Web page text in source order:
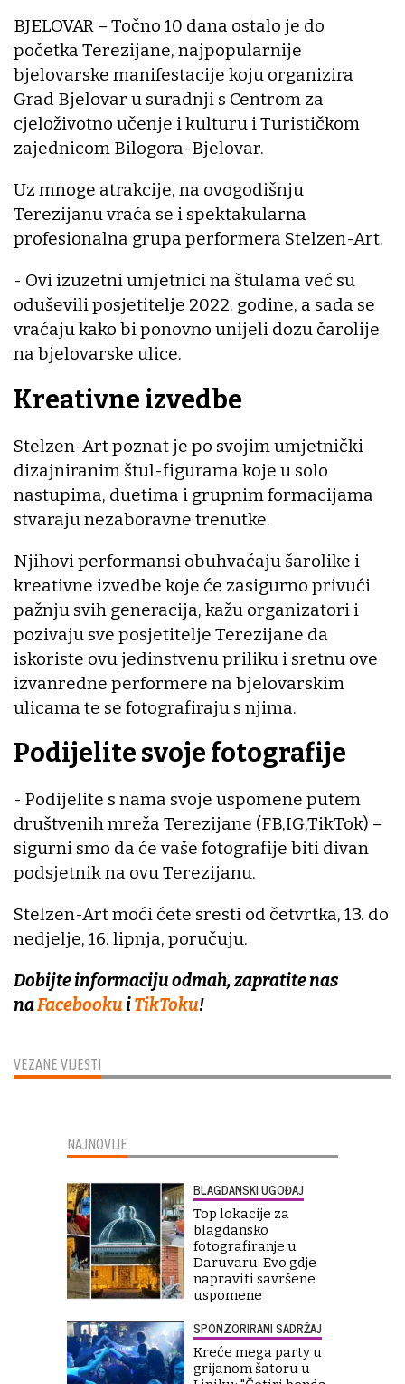
VEZANE VIJESTI
BJELOVAR – Točno 10 dana ostalo je do
početka Terezijane, najpopularnije
bjelovarske manifestacije koju organizira
Grad Bjelovar u suradnji s Centrom za
cjeloživotno učenje i kulturu i Turističkom
zajednicom Bilogora-Bjelovar.
Uz mnoge atrakcije, na ovogodišnju
Terezijanu vraća se i spektakularna
profesionalna grupa performera Stelzen-Art.
- Ovi izuzetni umjetnici na štulama već su
oduševili posjetitelje 2022. godine, a sada se
vraćaju kako bi ponovno unijeli dozu čarolije
na bjelovarske ulice.
Kreativne izvedbe
Stelzen-Art poznat je po svojim umjetnički
dizajniranim štul-figurama koje u solo
nastupima, duetima i grupnim formacijama
stvaraju nezaboravne trenutke.
Njihovi performansi obuhvaćaju šarolike i
kreativne izvedbe koje će zasigurno privući
pažnju svih generacija, kažu organizatori i
pozivaju sve posjetitelje Terezijane da
iskoriste ovu jedinstvenu priliku i sretnu ove
izvanredne performere na bjelovarskim
ulicama te se fotografiraju s njima.
Podijelite svoje fotografije
- Podijelite s nama svoje uspomene putem
društvenih mreža Terezijane (FB,IG,TikTok) –
sigurni smo da će vaše fotografije biti divan
podsjetnik na ovu Terezijanu.
Stelzen-Art moći ćete sresti od četvrtka, 13. do
nedjelje, 16. lipnja, poručuju.
Dobijte informaciju odmah, zapratite nas
naFacebookuiTikToku!
NAJNOVIJE
BLAGDANSKI UGOĐAJ
Top lokacije za
blagdansko
fotografiranje u
Daruvaru: Evo gdje
napraviti savršene
uspomene
SPONZORIRANI SADRŽAJ
Kreće mega party u
grijanom šatoru u